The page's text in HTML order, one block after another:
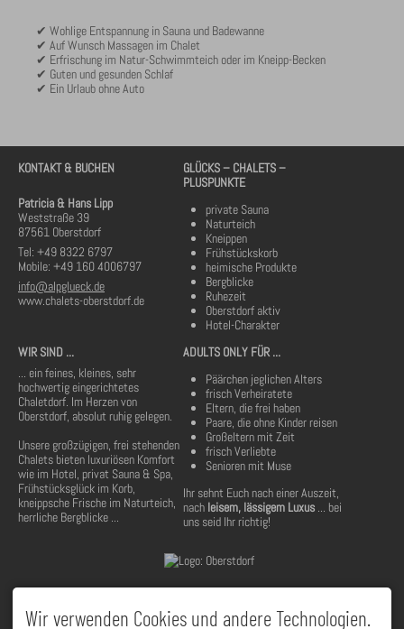
✔ Wohlige Entspannung in Sauna und Badewanne
✔ Auf Wunsch Massagen im Chalet
✔ Erfrischung im Natur-Schwimmteich oder im Kneipp-Becken
✔ Guten und gesunden Schlaf
✔ Ein Urlaub ohne Auto
KONTAKT & BUCHEN
Patricia & Hans Lipp
Weststraße 39
87561 Oberstdorf
Tel: +49 8322 6797
Mobile: +49 160 4006797
info@alpglueck.de
www.chalets-oberstdorf.de
GLÜCKS – CHALETS –
PLUSPUNKTE
private Sauna
Naturteich
Kneippen
Frühstückskorb
heimische Produkte
Bergblicke
Ruhezeit
Oberstdorf aktiv
Hotel-Charakter
WIR SIND ...
... ein feines, kleines, sehr
hochwertig eingerichtetes
Chaletdorf. Im Herzen von
Oberstdorf, absolut ruhig gelegen.
Unsere großzügigen, frei stehenden
Chalets bieten luxuriösen Komfort
wie im Hotel, privat Sauna & Spa,
Frühstücksglück im Korb,
kneippsche Frische im Naturteich,
herrliche Bergblicke ...
ADULTS ONLY FÜR ...
Päärchen jeglichen Alters
frisch Verheiratete
Eltern, die frei haben
Paare, die ohne Kinder reisen
Großeltern mit Zeit
frisch Verliebte
Senioren mit Muse
Ihr sehnt Euch nach einer Auszeit,
nach leisem, lässigem Luxus ... bei
uns seid Ihr richtig!
Wir verwenden Cookies und andere Technologien.